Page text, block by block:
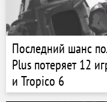
Последний шанс
Plus потеряет 12
и Tropico 6